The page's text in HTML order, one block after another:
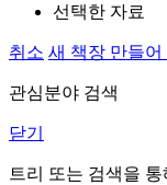
선택한 자료
취소 새 책장 만들어
관심분야 검색
닫기
트리 또는 검색을